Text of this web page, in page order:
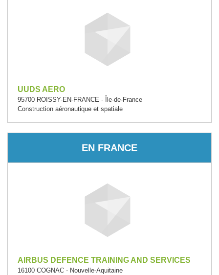
UUDS AERO
95700 ROISSY-EN-FRANCE - Île-de-France
Construction aéronautique et spatiale
EN FRANCE
AIRBUS DEFENCE TRAINING AND SERVICES
16100 COGNAC - Nouvelle-Aquitaine